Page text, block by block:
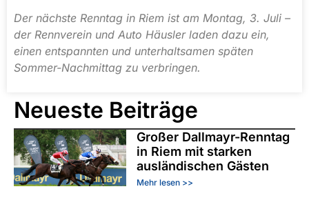
Der nächste Renntag in Riem ist am Montag, 3. Juli –
der Rennverein und Auto Häusler laden dazu ein,
einen entspannten und unterhaltsamen späten
Sommer-Nachmittag zu verbringen.
Neueste Beiträge
Großer Dallmayr-Renntag
in Riem mit starken
ausländischen Gästen
Mehr lesen >>